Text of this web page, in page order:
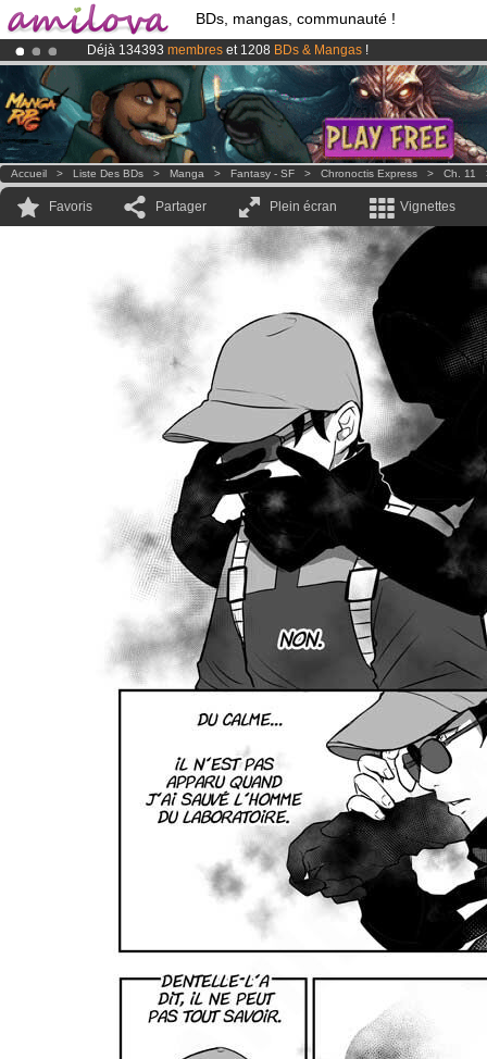
BDs, mangas, communauté !
Déjà 134393 membres et 1208 BDs & Mangas !
LeKickstarter Amilova est désormais lancé!.
Abonnement premium: à partir de
3.95 eurospar mois !Clique ici
Accueil > Liste Des BDs > Manga > Fantasy - SF > Chronoctis Express > Ch. 11
Favoris Partager Plein écran Vignettes